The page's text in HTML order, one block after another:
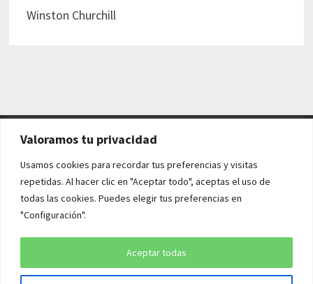
Valoramos tu privacidad
Usamos cookies para recordar tus preferencias y visitas
repetidas. Al hacer clic en "Aceptar todo", aceptas el uso de
todas las cookies. Puedes elegir tus preferencias en
"Configuración".
Aceptar todas
Winston Churchill
AVISO LEGAL Y POLÍTICAS
Aviso legal
Política de cookies